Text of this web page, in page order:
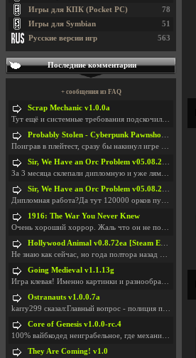
78
Игры для КПК (Pocket PC)
51
Игры для Symbian
563
Русские версии игр
Последние комментарии
+ сообщения из FAQ
Scrap Mechanic v1.0.0a
Тут ещё и системные требования подскочили. Если не
Probably Stolen - Cyberpunk Pawnshop Simulator v048c [Playtest]
Поиграв в плейтест, сразу бы накинул игре наивысши
Sir, We Have an Orc Problem v05.08.2026
За 3 месяца склепали дипломную и уже лям двести ба
Sir, We Have an Orc Problem v05.08.2026
Дипломная работа?Да тут 120000 орков путь выбирают
1916: The War You Never Knew
Очень хороший хоррор. Жаль что он не получил должн
Hollywood Animal v0.8.72ea [Steam Early Access]
Не знаю как сейчас, но года полтора назад игра был
Going Medieval v1.1.13g
Игра клевая! Именно картинки и разнообразия в стро
Ostranauts v1.0.0.7a
karry299 сказал:Главный вопрос - полиция по-прежне
Core of Genesis v1.0.0-rc.4
100% вайбкодед неиграбельное, где механики знает т
They Are Coming! v1.0